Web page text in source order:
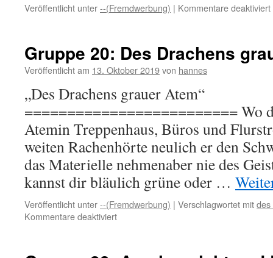
Veröffentlicht unter--(Fremdwerbung) | Kommentare deaktiviert
Gruppe 20: Des Drachens
Veröffentlicht am 13. Oktober 2019von hannes
„Des Drachens grauer Atem“
========================= Wo
Atemin Treppenhaus, Büros und
weiten Rachenhörte neulich er den
das Materielle nehmenaber nie des
kannst dir bläulich grüne oder …
Veröffentlicht unter--(Fremdwerbung) | Verschlagwortet mitdes
Kommentare deaktiviertfür